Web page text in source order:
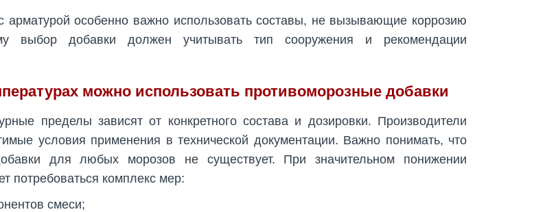
арматурой особенно важно использовать составы, не вызывающие коррозию
выбор добавки должен учитывать тип сооружения и рекомендации
можно использовать противоморозные добавки
пределы зависят от конкретного состава и дозировки. Производители
условия применения в технической документации. Важно понимать, что
для любых морозов не существует. При значительном понижении
потребоваться комплекс мер:
смеси;